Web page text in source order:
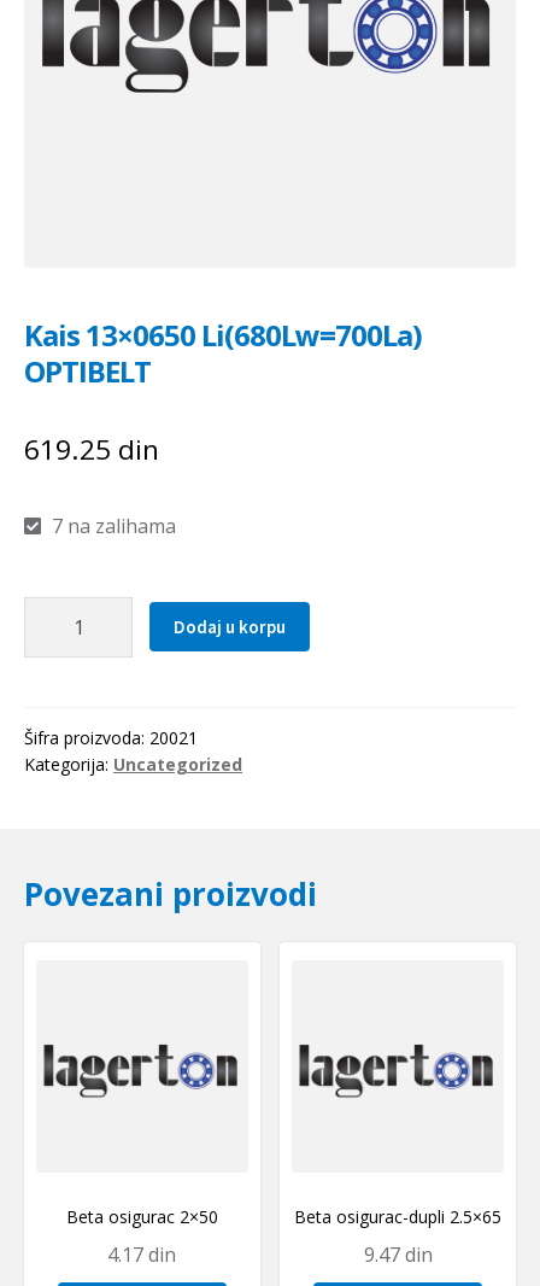
Kais 13×0650 Li(680Lw=700La)
OPTIBELT
619.25 din
7 na zalihama
13x0650
količina
Dodaj u korpu
Šifra proizvoda: 20021
Kategorija: Uncategorized
Povezani proizvodi
Beta osigurac 2×50
4.17din
Beta osigurac-dupli 2.5×65
9.47din